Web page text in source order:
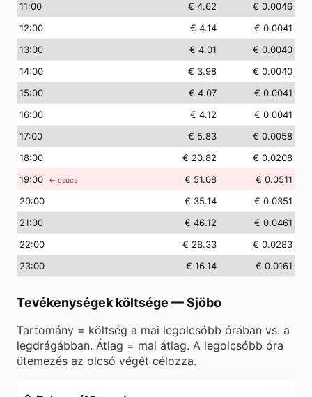
11:00 € 4.62
€ 0.0046
12:00 € 4.14
€ 0.0041
13:00 € 4.01
€ 0.0040
14:00 € 3.98
€ 0.0040
15:00 € 4.07
€ 0.0041
16:00 € 4.12
€ 0.0041
17:00 € 5.83
€ 0.0058
18:00 € 20.82
€ 0.0208
19:00 ← csúcs € 51.08
€ 0.0511
20:00 € 35.14
€ 0.0351
21:00 € 46.12
€ 0.0461
22:00 € 28.33
€ 0.0283
23:00 € 16.14 € 0.0161
Tevékenységek költsége —Sjöbo
Tartomány = költség a mai legolcsóbb órában vs. a
legdrágábban. Átlag = mai átlag. A legolcsóbb óra
ütemezés az olcsó végét célozza.